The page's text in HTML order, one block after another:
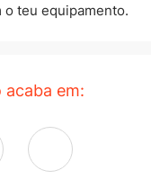
teu equipamento.
acaba em: